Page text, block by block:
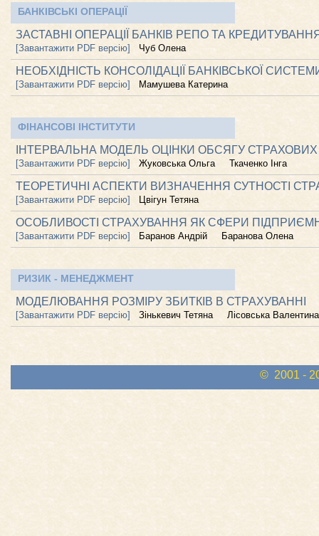
БАНКІВСЬКІ ОПЕРАЦІЇ
ЗАСТАВНІ ОПЕРАЦІЇ БАНКІВ РЕПО ТА
[Завантажити PDF версію] Чуб Олена
НЕОБХІДНІСТЬ КОНСОЛІДАЦІЇ БАНКІВСЬКОЇ
[Завантажити PDF версію] Мамушева Катерина
ФІНАНСОВІ ІНСТИТУТИ
ІНТЕРВАЛЬНА МОДЕЛЬ ОЦІНКИ ОБСЯГУ СТРАХОВИХ
[Завантажити PDF версію] Жуковська Ольга Ткаченко Інга
ТЕОРЕТИЧНІ АСПЕКТИ ВИЗНАЧЕННЯ СУТНОСТІ
[Завантажити PDF версію] Цвігун Тетяна
ОСОБЛИВОСТІ СТРАХУВАННЯ ЯК СФЕРИ
[Завантажити PDF версію] Баранов Андрій Баранова Олена
РИЗИК - МЕНЕДЖМЕНТ
МОДЕЛЮВАННЯ РОЗМІРУ ЗБИТКІВ В СТРАХУВАННІ
[Завантажити PDF версію] Зінькевич Тетяна Лісовська Валентина
© 2001 -